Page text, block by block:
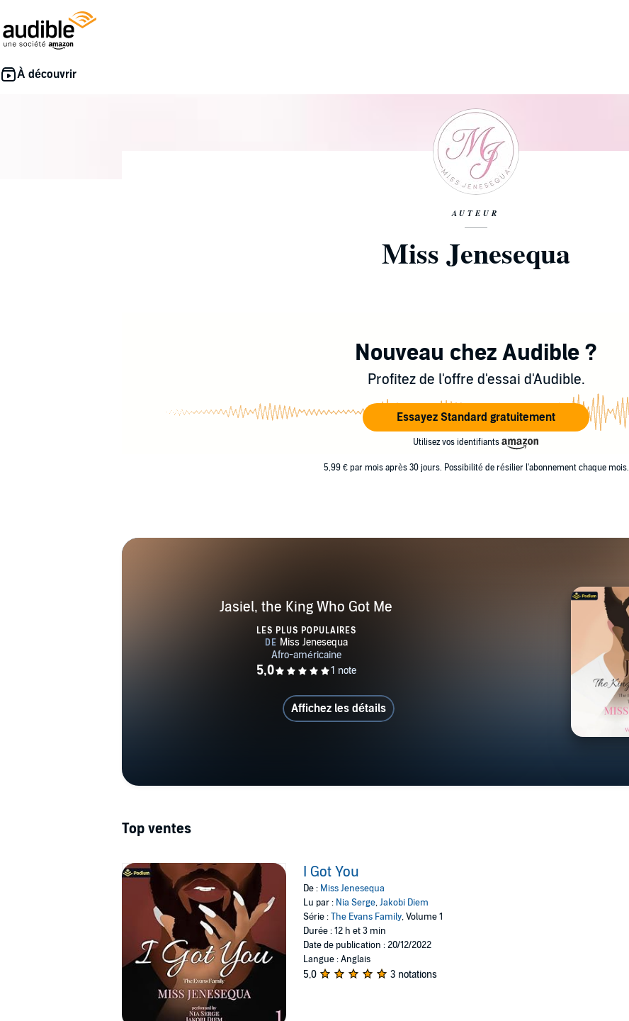
AUTEUR
Miss Jenesequa
Nouveau chez Audible ?
Profitez de l'offre d'essai d'Audible.
Essayez Standard gratuitement
Utilisez vos identifiants
5,99 € par mois après 30 jours. Possibilité de résilier l'abonnement chaque mois.
Jasiel, the King Who Got Me
LES PLUS POPULAIRES
Affichez les détails
Top ventes
I Got You
De : Miss Jenesequa
Lu par : Nia Serge,Jakobi Diem
Série :The Evans Family, Volume 1
Durée : 12 h et 3 min
Date de publication : 20/12/2022
Langue : Anglais
5,0 3 notations